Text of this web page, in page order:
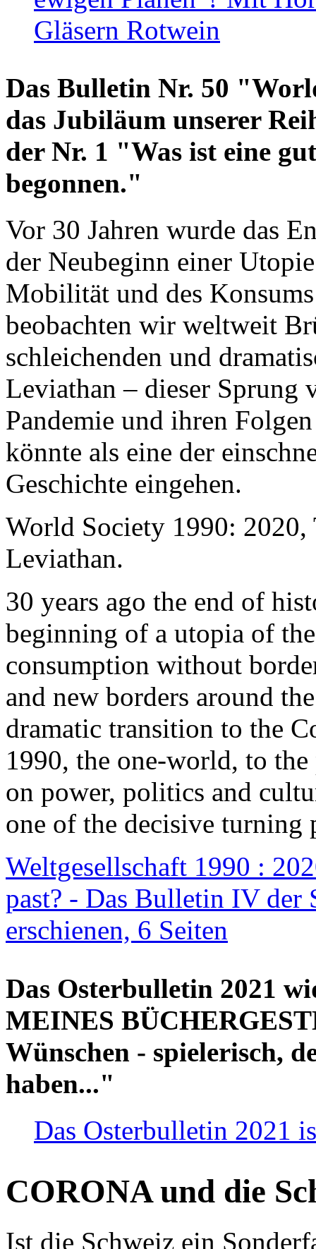
Gläsern Rotwein
Das Bulletin Nr. 50
das Jubiläum unserer
der Nr. 1 "Was ist eine
begonnen."
Vor 30 Jahren wurde das
der Neubeginn einer
Mobilität und des
beobachten wir weltweit
schleichenden und
Leviathan – dieser Sprung
Pandemie und ihren
könnte als eine der
Geschichte eingehen.
World Society 1990: 2020,
Leviathan.
30 years ago the end of
beginning of a utopia of
consumption without
and new borders around
dramatic transition to the
1990, the one-world, to the
on power, politics and
one of the decisive turning
Weltgesellschaft 1990 :
past? - Das Bulletin IV der
erschienen, 6 Seiten
Das Osterbulletin 2021
MEINES
Wünschen - spielerisch,
haben..."
Das Osterbulletin 2021
CORONA und die
Ist die Schweiz ein